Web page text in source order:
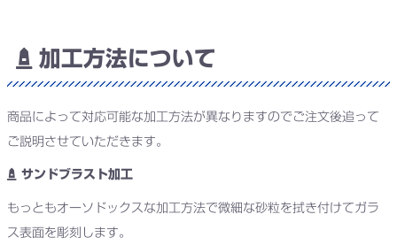
加工方法について
商品によって対応可能な加工方法が異なりますのでご注文後追って
ご説明させていただきます。
サンドブラスト加工
もっともオーソドックスな加工方法で微細な砂粒を拭き付けてガラ
ス表面を彫刻します。